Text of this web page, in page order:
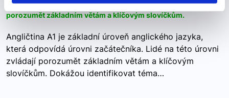
odpovídá úrovni začátečníka. Lidé na této úrovni zvládají
porozumět základním větám a klíčovým slovíčkům.
Angličtina A1 je základní úroveň anglického jazyka,
která odpovídá úrovni začátečníka. Lidé na této úrovni
zvládají porozumět základním větám a klíčovým
slovíčkům. Dokážou identifikovat téma…